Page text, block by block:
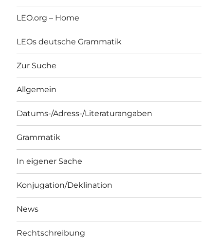
LEO.org – Home
LEOs deutsche Grammatik
Zur Suche
Allgemein
Datums-/Adress-/Literaturangaben
Grammatik
In eigener Sache
Konjugation/Deklination
News
Rechtschreibung